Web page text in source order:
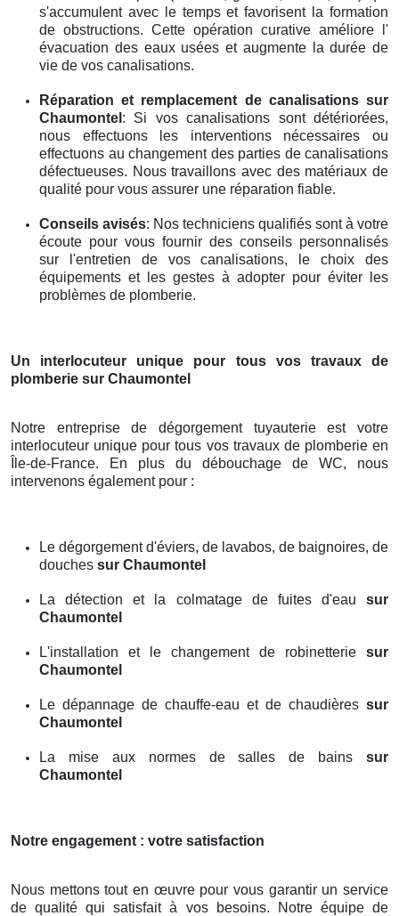
s'accumulent avec le temps et favorisent la formation
de obstructions. Cette opération curative améliore l'
évacuation des eaux usées et augmente la durée de
vie de vos canalisations.
Réparation et remplacement de canalisations sur
Chaumontel : Si vos canalisations sont détériorées,
nous effectuons les interventions nécessaires ou
effectuons au changement des parties de canalisations
défectueuses. Nous travaillons avec des matériaux de
qualité pour vous assurer une réparation fiable.
Conseils avisés: Nos techniciens qualifiés sont à votre
écoute pour vous fournir des conseils personnalisés
sur l'entretien de vos canalisations, le choix des
équipements et les gestes à adopter pour éviter les
problèmes de plomberie.
Un interlocuteur unique pour tous vos travaux de
plomberie sur Chaumontel
Notre entreprise de dégorgement tuyauterie est votre
interlocuteur unique pour tous vos travaux de plomberie en
Île-de-France. En plus du débouchage de WC, nous
intervenons également pour :
Le dégorgement d'éviers, de lavabos, de baignoires, de
douches sur Chaumontel
La détection et la colmatage de fuites d'eau sur
Chaumontel
L'installation et le changement de robinetterie sur
Chaumontel
Le dépannage de chauffe-eau et de chaudières sur
Chaumontel
La mise aux normes de salles de bains sur
Chaumontel
Notre engagement : votre satisfaction
Nous mettons tout en œuvre pour vous garantir un service
de qualité qui satisfait à vos besoins. Notre équipe de